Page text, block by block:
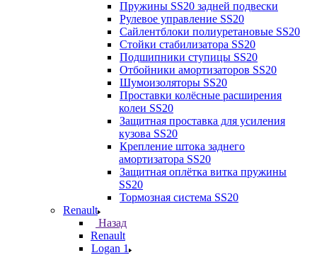
Пружины SS20 задней подвески
Рулевое управление SS20
Сайлентблоки полиуретановые SS20
Стойки стабилизатора SS20
Подшипники ступицы SS20
Отбойники амортизаторов SS20
Шумоизоляторы SS20
Проставки колёсные расширения
колеи SS20
Защитная проставка для усиления
кузова SS20
Крепление штока заднего
амортизатора SS20
Защитная оплётка витка пружины
SS20
Тормозная система SS20
Renault
Назад
Renault
Logan 1